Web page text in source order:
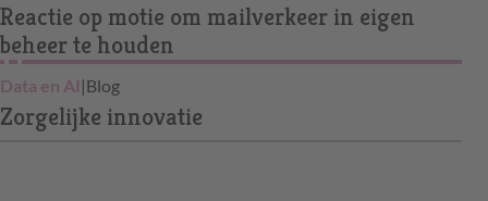
Reactie op motie om mailverkeer in eigen
beheer te houden
Data en AI |Blog
Zorgelijke innovatie